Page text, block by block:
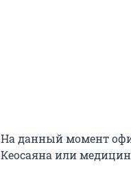
На данный момент
Кеосаяна или